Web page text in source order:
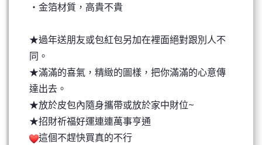
‧金箔材質，高貴不貴
★過年送朋友或包紅包另加在裡面絕對跟別人不
同。
★滿滿的喜氣，精緻的圖樣，把你滿滿的心意傳
達出去。
★放於皮包內隨身攜帶或放於家中財位~
★招財祈福好運連連萬事亨通
這個不趕快買真的不行